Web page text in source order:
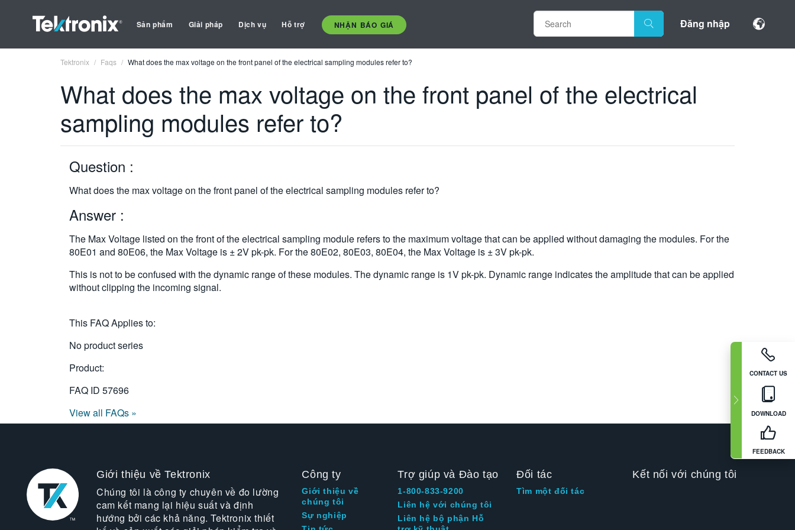
Sản phẩm Giải pháp Dịch vụ Hỗ trợ NHẬN BÁO GIÁ Đăng nhập
CONTACT US
DOWNLOAD
FEEDBACK
Tektronix Faqs What does the max voltage on the front panel of the electrical sampling modules refer to?
What does the max voltage on the front panel of the electrical
sampling modules refer to?
Question :
What does the max voltage on the front panel of the electrical sampling modules refer to?
Answer :
The Max Voltage listed on the front of the electrical sampling module refers to the maximum voltage that can be applied without damaging the modules. For the
80E01 and 80E06, the Max Voltage is ± 2V pk-pk. For the 80E02, 80E03, 80E04, the Max Voltage is ± 3V pk-pk.
This is not to be confused with the dynamic range of these modules. The dynamic range is 1V pk-pk. Dynamic range indicates the amplitude that can be applied
without clipping the incoming signal.
This FAQ Applies to:
No product series
Product:
FAQ ID 57696
View all FAQs »
Giới thiệu về Tektronix
Chúng tôi là công ty chuyên về đo lường
cam kết mang lại hiệu suất và định
hướng bởi các khả năng. Tektronix thiết
Công ty
Giới thiệu về
chúng tôi
Sự nghiệp
Trợ giúp và Đào tạo
1-800-833-9200
Liên hệ với chúng tôi
Liên hệ bộ phận Hỗ
Đối tác
Tìm một đối tác
Kết nối với chúng tôi